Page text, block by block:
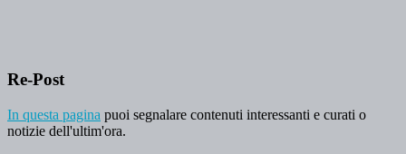
Re-Post
In questa pagina puoi segnalare contenuti interessanti e curati o
notizie dell'ultim'ora.